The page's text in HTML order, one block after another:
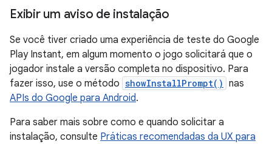
Exibir um aviso de instalação
Se você tiver criado uma experiência de teste do Google
Play Instant, em algum momento o jogo solicitará que o
jogador instale a versão completa no dispositivo. Para
fazer isso, use o método showInstallPrompt() nas
APIs do Google para Android.
Para saber mais sobre como e quando solicitar a
instalação, consulte Práticas recomendadas da UX para